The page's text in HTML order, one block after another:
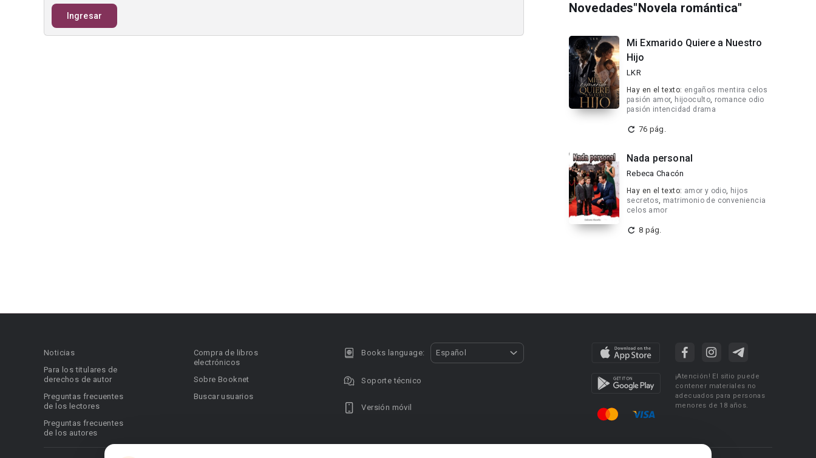
Ingresar
Novedades"Novela romántica"
Mi Exmarido Quiere a Nuestro
Hijo
LKR
Hay en el texto: engaños mentira celos
pasión amor, hijooculto, romance odio
pasión intencidad drama
76 pág.
Nada personal
Rebeca Chacón
Hay en el texto: amor y odio, hijos
secretos, matrimonio de conveniencia
celos amor
8 pág.
Noticias
Para los titulares de
derechos de autor
Preguntas frecuentes
de los lectores
Preguntas frecuentes
de los autores
Compra de libros
electrónicos
Sobre Booknet
Buscar usuarios
Books language: Español
Soporte técnico
Versión móvil
¡Atención! El sitio puede
contener materiales no
adecuados para personas
menores de 18 años.